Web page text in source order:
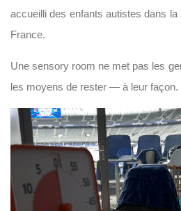
accueilli des enfants autistes dans
France.
Une sensory room ne met pas les
les moyens de rester — à leur façon.